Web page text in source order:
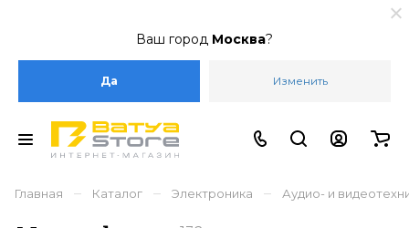
Ваш город Москва?
Да Изменить
Главная – Каталог – Электроника – Аудио- и